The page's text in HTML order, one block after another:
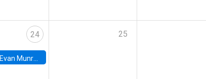
24
Evan Munro, Neyman Visiting Assistant Professor in the Department of Statistics at UC Berkeley
25